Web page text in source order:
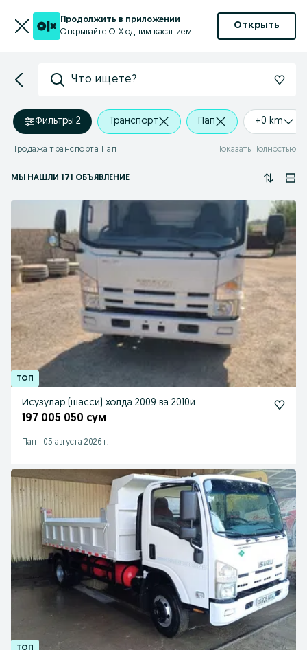
Продолжить в приложении
Открывайте OLX одним касанием
Открыть
Что ищете?
Фильтры·2 Транспорт Пап +0 km
Продажа транспорта Пап Показать Полностью
МЫ НАШЛИ 171 ОБЪЯВЛЕНИЕ
Исузулар (шасси) холда 2009 ва 2010й
197 005 050 сум
Пап - 05 августа 2026 г.